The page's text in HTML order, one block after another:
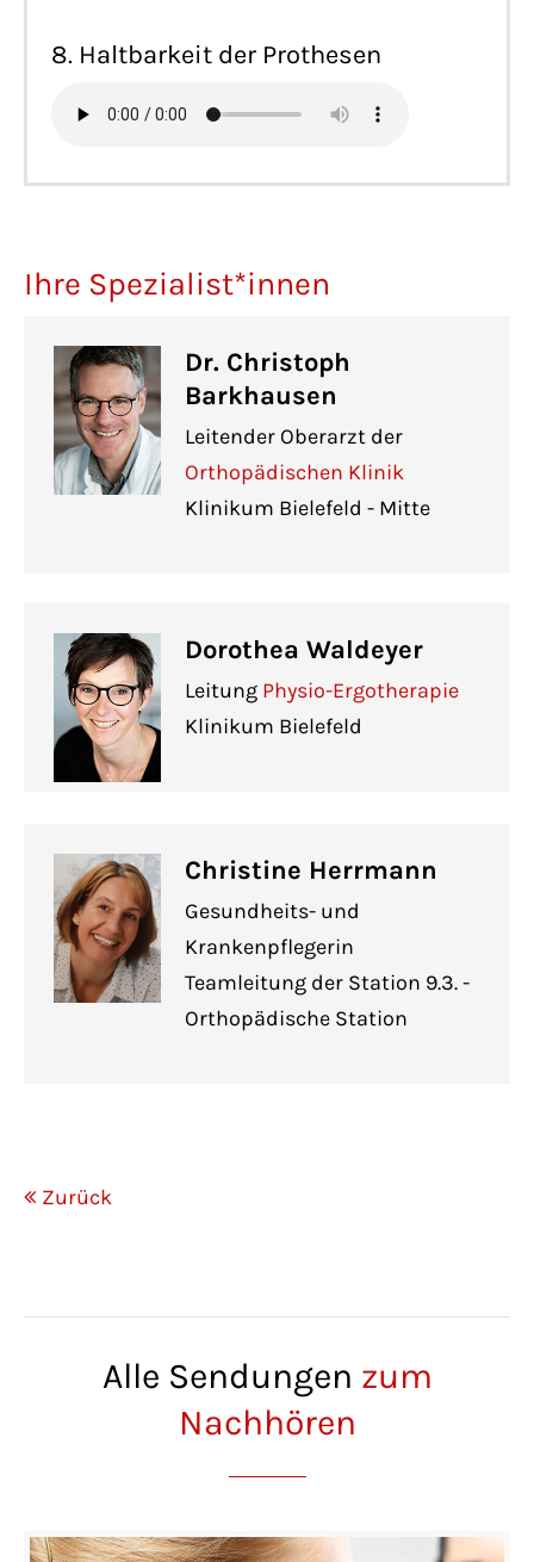
8. Haltbarkeit der Prothesen
Ihre Spezialist*innen
Dr. Christoph
Barkhausen
Leitender Oberarzt der
Orthopädischen Klinik
Klinikum Bielefeld - Mitte
Dorothea Waldeyer
Leitung Physio-Ergotherapie
Klinikum Bielefeld
Christine Herrmann
Gesundheits- und
Krankenpflegerin
Teamleitung der Station 9.3. -
Orthopädische Station
Zurück
Alle Sendungen zum
Nachhören